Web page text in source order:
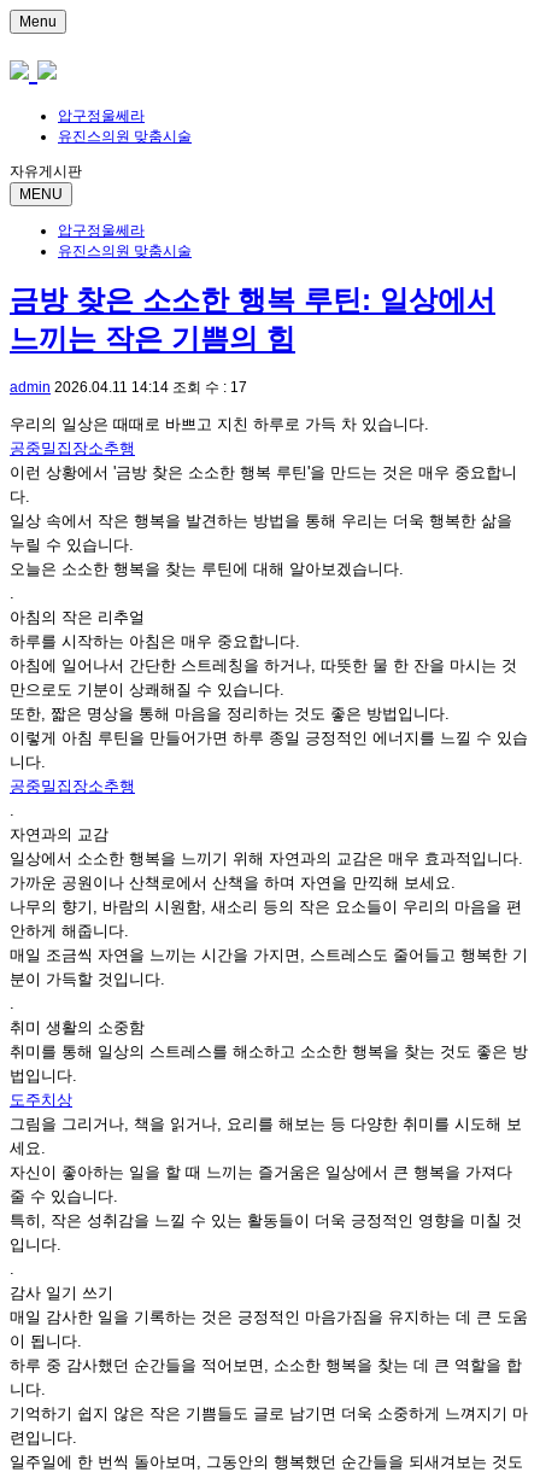
Menu
압구정울쎄라
유진스의원 맞춤시술
자유게시판
MENU
압구정울쎄라
유진스의원 맞춤시술
금방 찾은 소소한 행복 루틴: 일상에서
느끼는 작은 기쁨의 힘
admin 2026.04.11 14:14 조회 수 : 17
우리의 일상은 때때로 바쁘고 지친 하루로 가득 차 있습니다.
공중밀집장소추행
이런 상황에서 '금방 찾은 소소한 행복 루틴'을 만드는 것은 매우 중요합니
다.
일상 속에서 작은 행복을 발견하는 방법을 통해 우리는 더욱 행복한 삶을
누릴 수 있습니다.
오늘은 소소한 행복을 찾는 루틴에 대해 알아보겠습니다.
.
아침의 작은 리추얼
하루를 시작하는 아침은 매우 중요합니다.
아침에 일어나서 간단한 스트레칭을 하거나, 따뜻한 물 한 잔을 마시는 것
만으로도 기분이 상쾌해질 수 있습니다.
또한, 짧은 명상을 통해 마음을 정리하는 것도 좋은 방법입니다.
이렇게 아침 루틴을 만들어가면 하루 종일 긍정적인 에너지를 느낄 수 있습
니다.
공중밀집장소추행
.
자연과의 교감
일상에서 소소한 행복을 느끼기 위해 자연과의 교감은 매우 효과적입니다.
가까운 공원이나 산책로에서 산책을 하며 자연을 만끽해 보세요.
나무의 향기, 바람의 시원함, 새소리 등의 작은 요소들이 우리의 마음을 편
안하게 해줍니다.
매일 조금씩 자연을 느끼는 시간을 가지면, 스트레스도 줄어들고 행복한 기
분이 가득할 것입니다.
.
취미 생활의 소중함
취미를 통해 일상의 스트레스를 해소하고 소소한 행복을 찾는 것도 좋은 방
법입니다.
도주치상
그림을 그리거나, 책을 읽거나, 요리를 해보는 등 다양한 취미를 시도해 보
세요.
자신이 좋아하는 일을 할 때 느끼는 즐거움은 일상에서 큰 행복을 가져다
줄 수 있습니다.
특히, 작은 성취감을 느낄 수 있는 활동들이 더욱 긍정적인 영향을 미칠 것
입니다.
.
감사 일기 쓰기
매일 감사한 일을 기록하는 것은 긍정적인 마음가짐을 유지하는 데 큰 도움
이 됩니다.
하루 중 감사했던 순간들을 적어보면, 소소한 행복을 찾는 데 큰 역할을 합
니다.
기억하기 쉽지 않은 작은 기쁨들도 글로 남기면 더욱 소중하게 느껴지기 마
련입니다.
일주일에 한 번씩 돌아보며, 그동안의 행복했던 순간들을 되새겨보는 것도